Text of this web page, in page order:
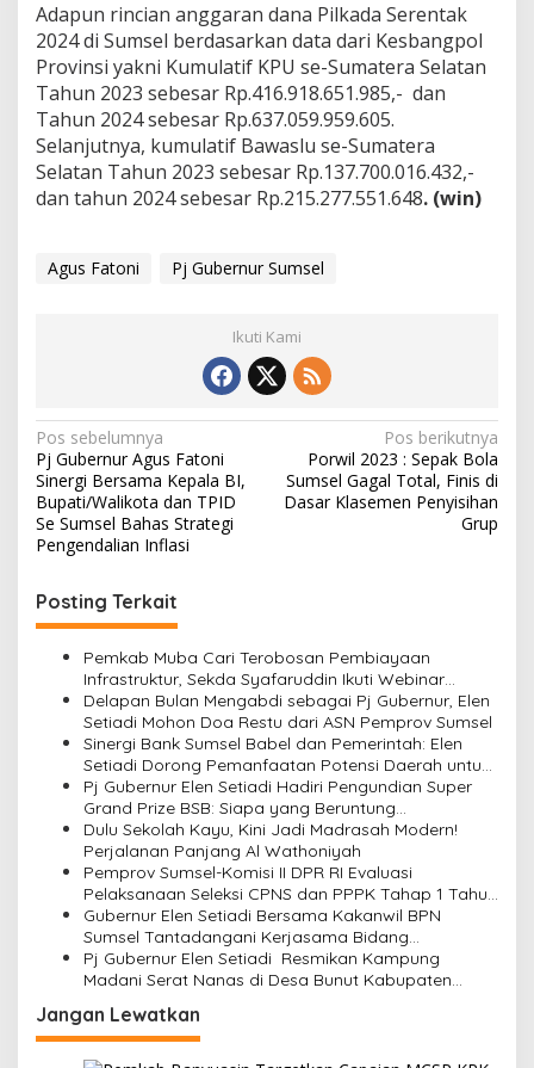
Adapun rincian anggaran dana Pilkada Serentak
2024 di Sumsel berdasarkan data dari Kesbangpol
Provinsi yakni Kumulatif KPU se-Sumatera Selatan
Tahun 2023 sebesar Rp.416.918.651.985,- dan
Tahun 2024 sebesar Rp.637.059.959.605.
Selanjutnya, kumulatif Bawaslu se-Sumatera
Selatan Tahun 2023 sebesar Rp.137.700.016.432,-
dan tahun 2024 sebesar Rp.215.277.551.648. (win)
Agus Fatoni Pj Gubernur Sumsel
Ikuti Kami
N
a
v
i
a
Pos sebelumnya
Pj Gubernur Agus Fatoni
Sinergi Bersama Kepala BI,
Bupati/Walikota dan TPID
Se Sumsel Bahas Strategi
Pengendalian Inflasi
Pos berikutnya
Porwil 2023 : Sepak Bola
Sumsel Gagal Total, Finis di
Dasar Klasemen Penyisihan
Grup
Posting Terkait
Pemkab Muba Cari Terobosan Pembiayaan
Infrastruktur, Sekda Syafaruddin Ikuti Webinar
Creative Financing KPBU
Delapan Bulan Mengabdi sebagai Pj Gubernur, Elen
Setiadi Mohon Doa Restu dari ASN Pemprov Sumsel
Sinergi Bank Sumsel Babel dan Pemerintah: Elen
Setiadi Dorong Pemanfaatan Potensi Daerah untuk
Perekonomian Sumsel
Pj Gubernur Elen Setiadi Hadiri Pengundian Super
Grand Prize BSB: Siapa yang Beruntung
Mendapatkan Rp 550 Juta?
Dulu Sekolah Kayu, Kini Jadi Madrasah Modern!
Perjalanan Panjang Al Wathoniyah
Pemprov Sumsel-Komisi II DPR RI Evaluasi
Pelaksanaan Seleksi CPNS dan PPPK Tahap 1 Tahun
2024
Gubernur Elen Setiadi Bersama Kakanwil BPN
Sumsel Tantadangani Kerjasama Bidang
Pertanahan
Pj Gubernur Elen Setiadi Resmikan Kampung
Madani Serat Nanas di Desa Bunut Kabupaten
Jangan Lewatkan